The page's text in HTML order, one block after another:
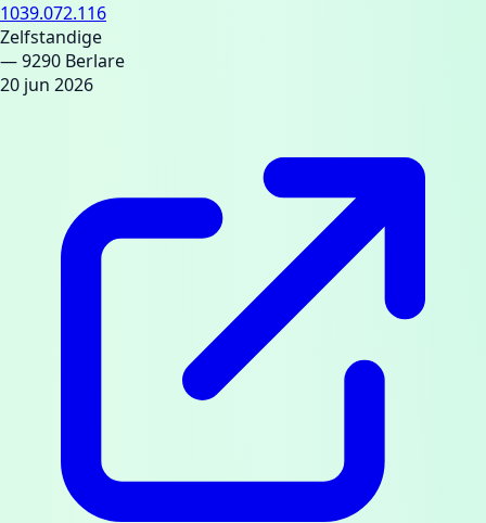
1039.072.116
Zelfstandige
— 9290 Berlare
20 jun 2026